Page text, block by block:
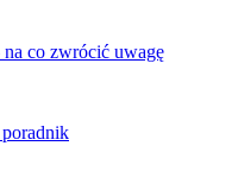
co zwrócić uwagę